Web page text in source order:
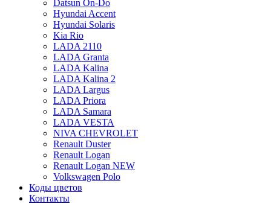
Datsun On-Do
Hyundai Accent
Hyundai Solaris
Kia Rio
LADA 2110
LADA Granta
LADA Kalina
LADA Kalina 2
LADA Largus
LADA Priora
LADA Samara
LADA VESTA
NIVA CHEVROLET
Renault Duster
Renault Logan
Renault Logan NEW
Volkswagen Polo
Коды цветов
Контакты